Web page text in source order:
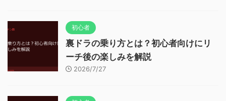
初心者
裏ドラの乗り方とは？初心者向けにリ
ーチ後の楽しみを解説
2026/7/27